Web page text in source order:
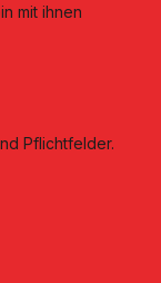
mit ihnen
Pflichtfelder.